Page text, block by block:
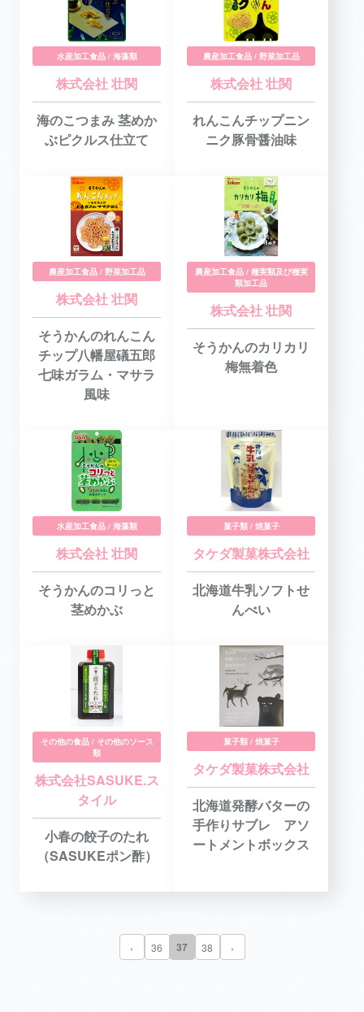
水産加工食品 / 海藻類
株式会社 壮関
海のこつまみ 茎めか
ぶピクルス仕立て
農産加工食品 / 野菜加工品
株式会社 壮関
れんこんチップニン
ニク豚骨醤油味
農産加工食品 / 野菜加工品
株式会社 壮関
そうかんのれんこん
チップ八幡屋礒五郎
七味ガラム・マサラ
風味
農産加工食品 / 種実類及び種実
類加工品
株式会社 壮関
そうかんのカリカリ
梅無着色
水産加工食品 / 海藻類
株式会社 壮関
そうかんのコリっと
茎めかぶ
菓子類 / 焼菓子
タケダ製菓株式会社
北海道牛乳ソフトせ
んべい
その他の食品 / その他のソース
類
株式会社SASUKE.ス
タイル
小春の餃子のたれ
（SASUKEポン酢）
菓子類 / 焼菓子
タケダ製菓株式会社
北海道発酵バターの
手作りサブレ アソ
ートメントボックス
‹ 36 37 38 ›